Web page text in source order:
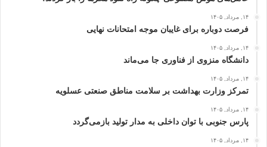
۱۴, مرداد, ۱۴۰۵
فرصت دوباره برای غایبان موجه امتحانات نهایی
۱۴, مرداد, ۱۴۰۵
دانشگاه منزوی از فناوری جا می‌ماند
۱۴, مرداد, ۱۴۰۵
تمرکز وزارت بهداشت بر سلامت مناطق صنعتی عسلویه
۱۴, مرداد, ۱۴۰۵
پارس جنوبی با توان داخلی به مدار تولید بازمی‌گردد
۱۴, مرداد, ۱۴۰۵